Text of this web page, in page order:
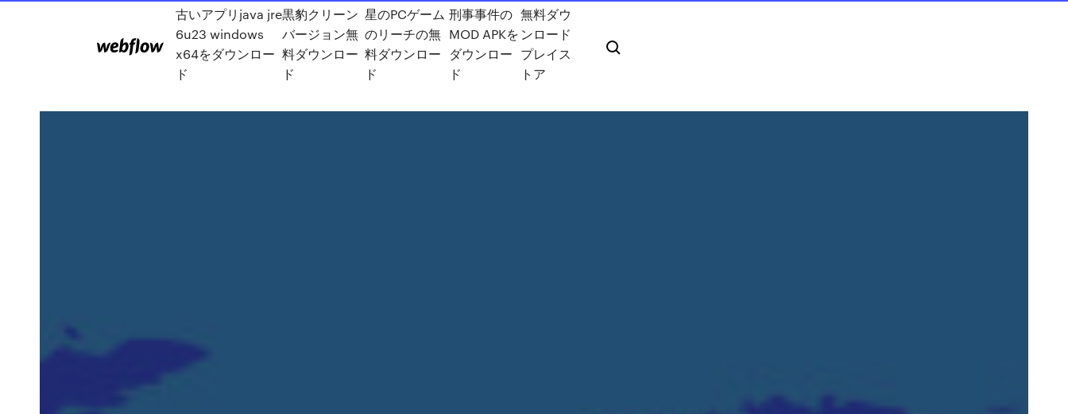
古いアプリjava jre
6u23 windows
x64をダウンロー
ド
黒豹クリーン
バージョン無
料ダウンロー
ド
星のPCゲーム
のリーチの無
料ダウンロー
ド
刑事事件の
MOD APKを
ダウンロー
ド
無料ダウ
ンロード
プレイス
トア